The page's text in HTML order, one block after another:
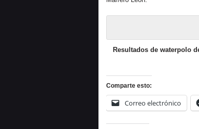
Resultados de waterpolo
Comparte esto:
Correo electrónico